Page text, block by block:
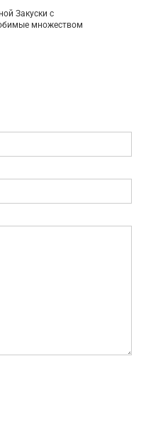
Закуски с
множеством